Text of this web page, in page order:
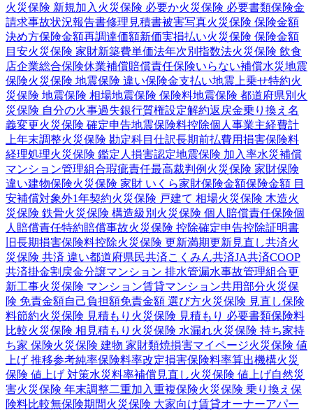
火災保険 新規加入 火災保険 必要か火災保険 必要書類保険金
請求事故状況報告書修理見積書被害写真火災保険 保険金額
決め方保険金額再調達価額新価実損払い火災保険 保険金額
目安火災保険 家財新築費単価法年次別指数法火災保険 飲食
店企業総合保険休業補償賠償責任保険いらない補償水災地震
保険火災保険 地震保険 違い保険金支払い地震上乗せ特約火
災保険 地震保険 相場地震保険 保険料地震保険 都道府県別 火
災保険 自分の火事過失銀行質権設定解約返戻金乗り換え 名
義変更火災保険 確定申告地震保険料控除個人事業主経費計
上年末調整火災保険 勘定科目 仕訳長期前払費用損害保険料
経理処理火災保険 鑑定人 損害認定地震保険 加入率水災補償
マンション管理組合瑕疵責任最高裁判例 火災保険 家財保険
違い建物保険火災保険 家財 いくら家財保険金額保険金額 目
安補償対象外1年契約火災保険 戸建て 相場火災保険 木造火
災保険 鉄骨火災保険 構造級別 火災保険 個人賠償責任保険個
人賠償責任特約賠償事故火災保険 控除確定申告控除証明書
旧長期損害保険料控除火災保険 更新満期更新見直し共済火
災保険 共済 違い都道府県民共済こくみん共済JA共済COOP
共済掛金割戻金分譲マンション 排水管漏水事故管理組合更
新工事火災保険 マンション賃貸マンション共用部分火災保
険 免責金額自己負担額免責金額 選び方火災保険 見直し保険
料節約火災保険 見積もり 火災保険 見積もり 必要書類保険料
比較火災保険 相見積もり 火災保険 水漏れ火災保険 持ち家持
ち家 保険火災保険 建物 家財類焼損害マイページ火災保険 値
上げ 推移参考純率保険料率改定損害保険料率算出機構火災
保険 値上げ 対策水災料率補償見直し火災保険 値上げ自然災
害火災保険 年末調整二重加入重複保険火災保険 乗り換え 保
険料比較無保険期間火災保険 大家向け賃貸オーナーアパー